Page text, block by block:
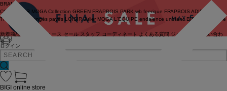
ログイン
BRAND
COUTURIER MOGA Collection GREEN FRAPBOIS PARK wb feerique FRAPBOIS ADIEU
TRISTESSE
congés payés LOISIR Julier MOGA L'EQUIPE endalence unbilanc BIGI online store
新着商品 ニュース セール スタッフ コーディネート よくある質問 ジャーナル
お問い合わ
せ
BIGI online store